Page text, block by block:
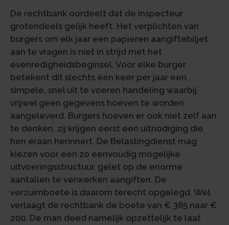
De rechtbank oordeelt dat de inspecteur
grotendeels gelijk heeft. Het verplichten van
burgers om elk jaar een papieren aangiftebiljet
aan te vragen is niet in strijd met het
evenredigheidsbeginsel. Voor elke burger
betekent dit slechts één keer per jaar een
simpele, snel uit te voeren handeling waarbij
vrijwel geen gegevens hoeven te worden
aangeleverd. Burgers hoeven er ook niet zelf aan
te denken, zij krijgen eerst een uitnodiging die
hen eraan herinnert. De Belastingdienst mag
kiezen voor een zo eenvoudig mogelijke
uitvoeringsstructuur, gelet op de enorme
aantallen te verwerken aangiften. De
verzuimboete is daarom terecht opgelegd. Wel
verlaagt de rechtbank de boete van € 385 naar €
200. De man deed namelijk opzettelijk te laat